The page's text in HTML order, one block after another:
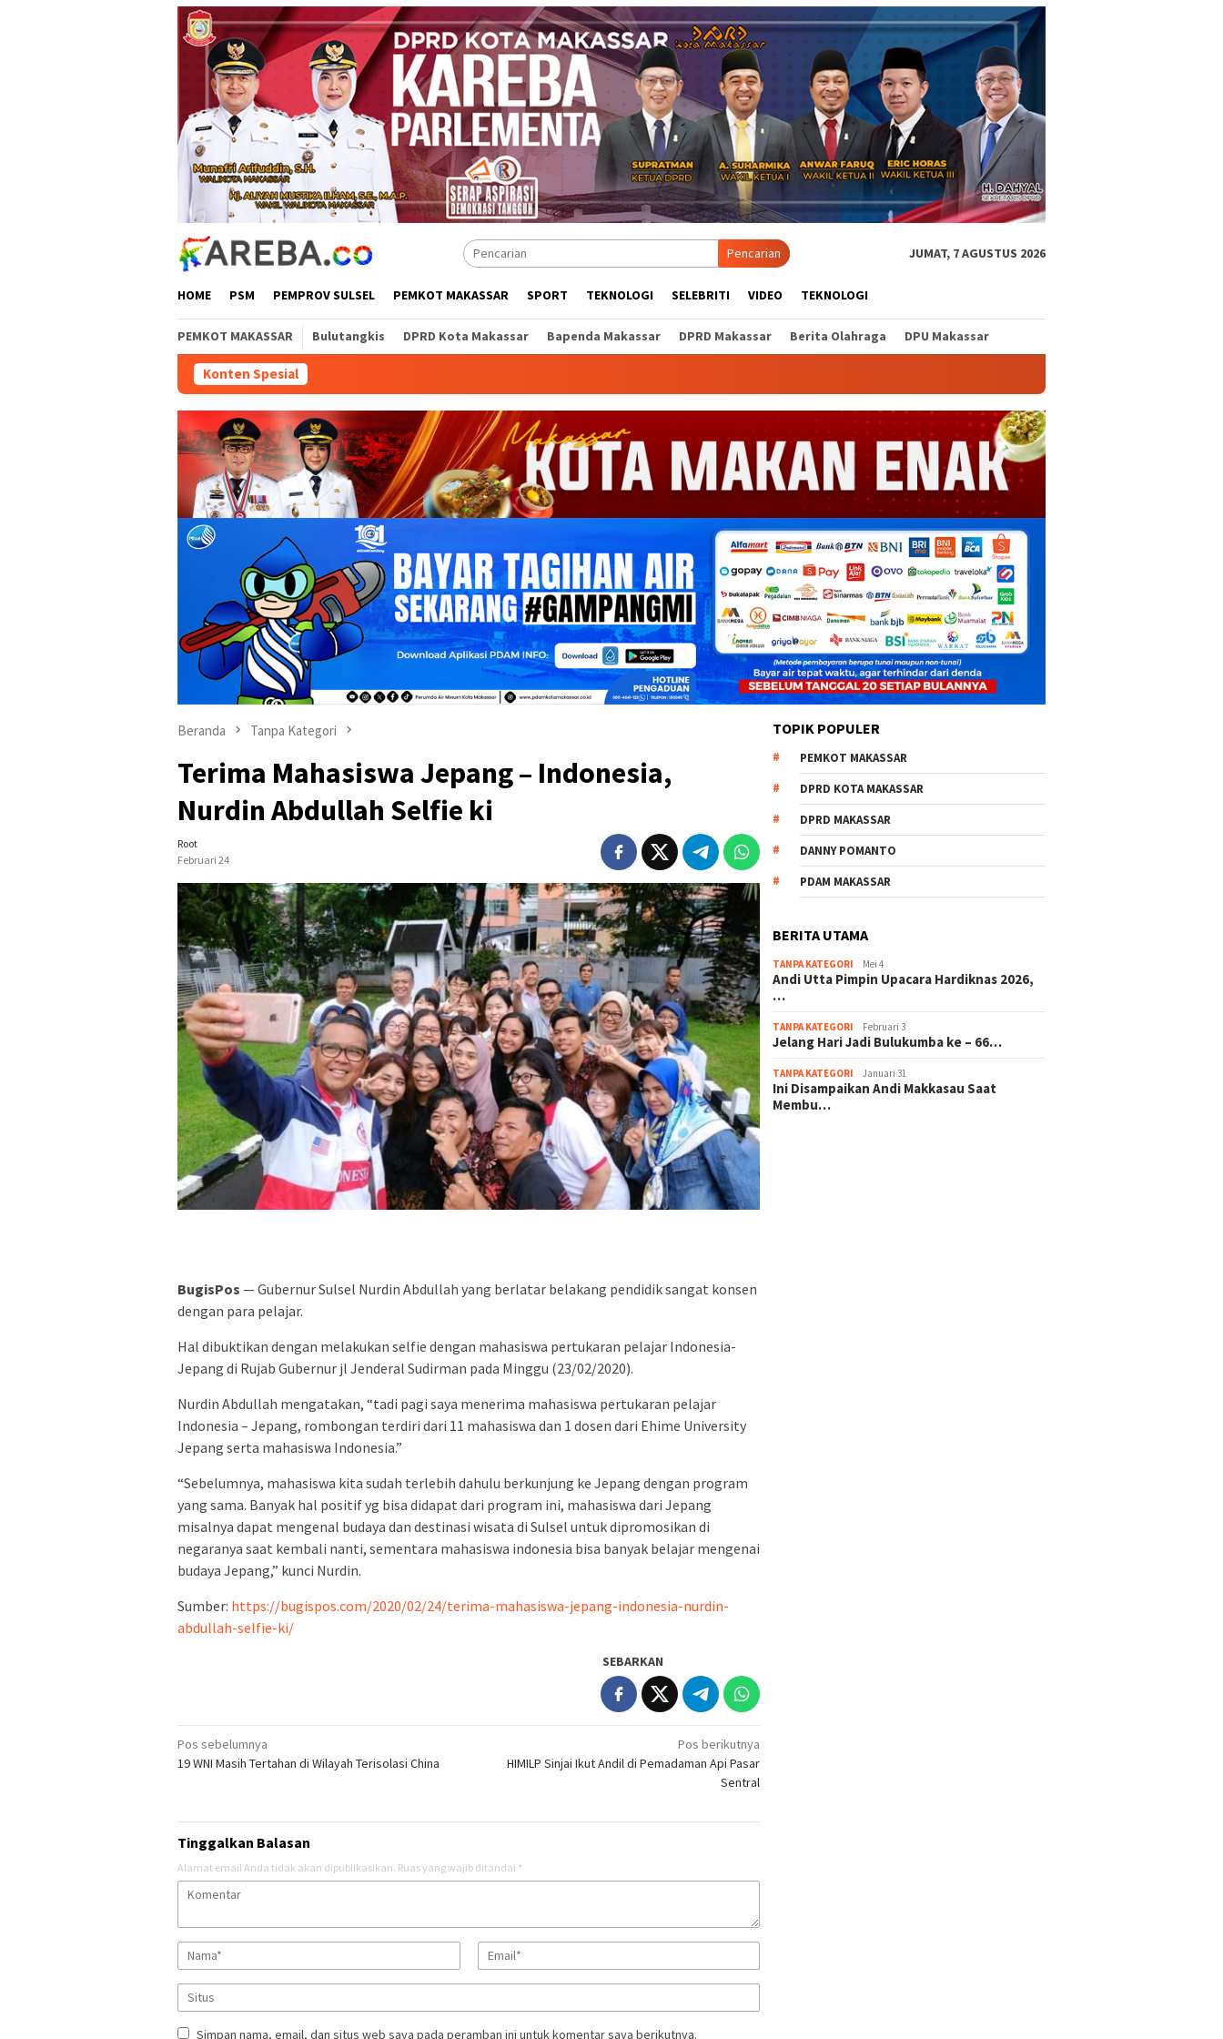
Pencarian JUMAT, 7 AGUSTUS 2026
HOME PSM PEMPROV SULSEL PEMKOT MAKASSAR SPORT TEKNOLOGI SELEBRITI VIDEO TEKNOLOGI
PEMKOT MAKASSAR Bulutangkis DPRD Kota Makassar Bapenda Makassar DPRD Makassar Berita Olahraga DPU Makassar
Konten Spesial
Beranda Tanpa Kategori
Terima Mahasiswa Jepang – Indonesia,
Nurdin Abdullah Selfie ki
Root
Februari 24
BugisPos — Gubernur Sulsel Nurdin Abdullah yang berlatar belakang pendidik sangat konsen
dengan para pelajar.
Hal dibuktikan dengan melakukan selfie dengan mahasiswa pertukaran pelajar Indonesia-
Jepang di Rujab Gubernur jl Jenderal Sudirman pada Minggu (23/02/2020).
Nurdin Abdullah mengatakan, “tadi pagi saya menerima mahasiswa pertukaran pelajar
Indonesia – Jepang, rombongan terdiri dari 11 mahasiswa dan 1 dosen dari Ehime University
Jepang serta mahasiswa Indonesia.”
“Sebelumnya, mahasiswa kita sudah terlebih dahulu berkunjung ke Jepang dengan program
yang sama. Banyak hal positif yg bisa didapat dari program ini, mahasiswa dari Jepang
misalnya dapat mengenal budaya dan destinasi wisata di Sulsel untuk dipromosikan di
negaranya saat kembali nanti, sementara mahasiswa indonesia bisa banyak belajar mengenai
budaya Jepang,” kunci Nurdin.
Sumber: https://bugispos.com/2020/02/24/terima-mahasiswa-jepang-indonesia-nurdin-
abdullah-selfie-ki/
SEBARKAN
Navigasi
pos
Pos sebelumnya
19 WNI Masih Tertahan di Wilayah Terisolasi China
Pos berikutnya
HIMILP Sinjai Ikut Andil di Pemadaman Api Pasar
Sentral
Tinggalkan Balasan
Alamat email Anda tidak akan dipublikasikan. Ruas yang wajib ditandai *
Simpan nama, email, dan situs web saya pada peramban ini untuk komentar saya berikutnya.
TOPIK POPULER
PEMKOT MAKASSAR
DPRD KOTA MAKASSAR
DPRD MAKASSAR
DANNY POMANTO
PDAM MAKASSAR
BERITA UTAMA
TANPA KATEGORI Mei 4
Andi Utta Pimpin Upacara Hardiknas 2026,
…
TANPA KATEGORI Februari 3
Jelang Hari Jadi Bulukumba ke – 66…
TANPA KATEGORI Januari 31
Ini Disampaikan Andi Makkasau Saat
Membu…